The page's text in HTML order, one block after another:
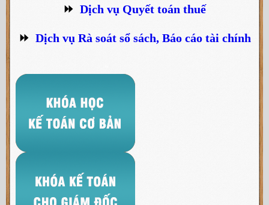
⏩ Dịch vụ Quyết toán thuế
⏩ Dịch vụ Rà soát sổ sách, Báo cáo tài chính